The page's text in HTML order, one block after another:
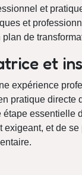
et
et
de
et
expérience
pratique directe
étape
et de